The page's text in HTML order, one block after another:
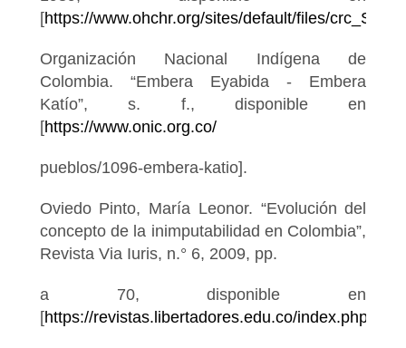
[https://www.ohchr.org/sites/default/files/
Organización Nacional Indígena de
Colombia. “Embera Eyabida - Embera
Katío”, s. f., disponible en
[https://www.onic.org.co/
pueblos/1096-embera-katio].
Oviedo Pinto, María Leonor. “Evolución del
concepto de la inimputabilidad en Colombia”,
Revista Via Iuris, n.° 6, 2009, pp.
a 70, disponible en
[https://revistas.libertadores.edu.co/index.php/